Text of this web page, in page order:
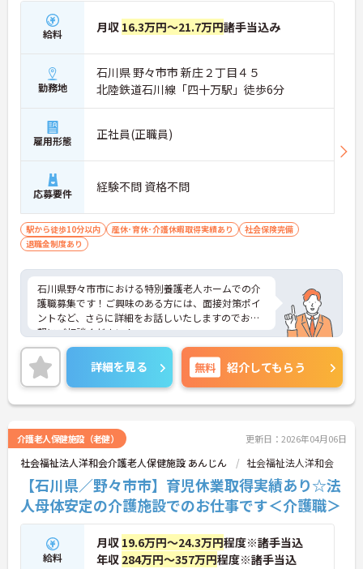
給料 月収 16.3万円～21.7万円諸手当込み
勤務地
石川県 野々市市 新庄２丁目４５
北陸鉄道石川線「四十万駅」徒歩6分
雇用形態 正社員(正職員)
応募要件 経験不問 資格不問
駅から徒歩10分以内 産休･育休･介護休暇取得実績あり
社会保険完備
退職金制度あり
石川県野々市市における特別養護老人ホームでの介
護職募集です！ご興味のある方には、面接対策ポイ
ントなど、さらに詳細をお話しいたしますのでお気
軽にご相談ください！
詳細を見る 無料 紹介してもらう
介護老人保健施設（老健） 更新日：2026年04月06日
社会福祉法人洋和会介護老人保健施設 あんじん 社会福祉法人洋和会
【石川県／野々市市】育児休業取得実績あり☆法
人母体安定の介護施設でのお仕事です＜介護職＞
給料
月収 19.6万円～24.3万円程度※諸手当込
年収 284万円～357万円程度※諸手当込